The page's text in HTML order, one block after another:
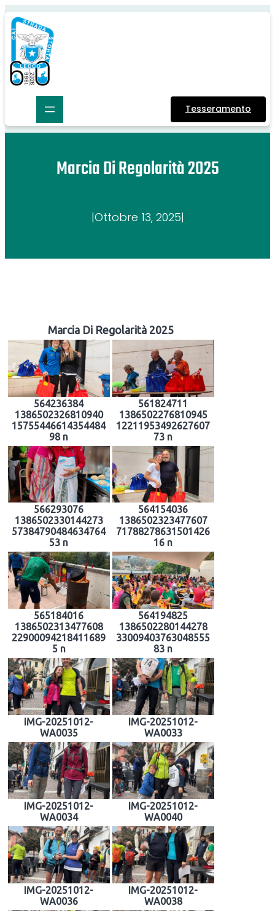
Tesseramento
Marcia Di Regolarità 2025
|Ottobre 13, 2025|
Marcia Di Regolarità 2025
564236384
1386502326810940
15755446614354484
98 n
561824711
1386502276810945
12211953492627607
73 n
566293076
1386502330144273
57384790484634764
53 n
564154036
1386502323477607
71788278631501426
16 n
565184016
1386502313477608
22900094218411689
5 n
564194825
1386502280144278
33009403763048555
83 n
IMG-20251012-
WA0035
IMG-20251012-
WA0033
IMG-20251012-
WA0034
IMG-20251012-
WA0040
IMG-20251012-
WA0036
IMG-20251012-
WA0038